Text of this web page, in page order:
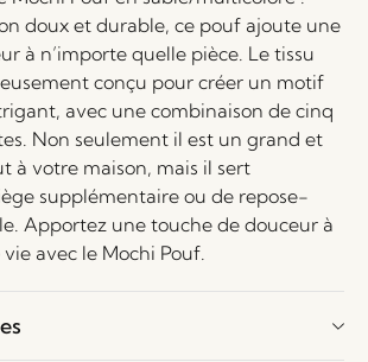
doux et durable, ce pouf ajoute une
à n’importe quelle pièce. Le tissu
conçu pour créer un motif
avec une combinaison de cinq
Non seulement il est un grand et
à votre maison, mais il sert
supplémentaire ou de repose-
Apportez une touche de douceur à
avec le Mochi Pouf.